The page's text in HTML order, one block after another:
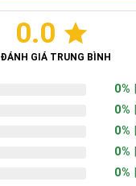
0.0
ĐÁNH GIÁ TRUNG BÌNH
0%
0%
0%
0%
0%